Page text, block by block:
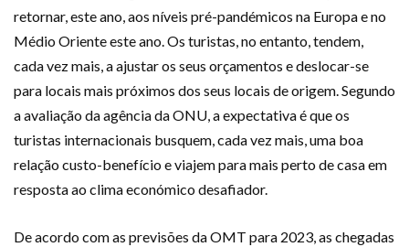
retornar, este ano, aos níveis pré-pandémicos na Europa e no
Médio Oriente este ano. Os turistas, no entanto, tendem,
cada vez mais, a ajustar os seus orçamentos e deslocar-se
para locais mais próximos dos seus locais de origem. Segundo
a avaliação da agência da ONU, a expectativa é que os
turistas internacionais busquem, cada vez mais, uma boa
relação custo-benefício e viajem para mais perto de casa em
resposta ao clima económico desafiador.
De acordo com as previsões da OMT para 2023, as chegadas